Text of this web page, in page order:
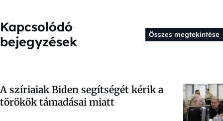
Kapcsolódó
bejegyzések
Összes megtekintése
A szíriaiak Biden segítségét kérik a
törökök támadásai miatt